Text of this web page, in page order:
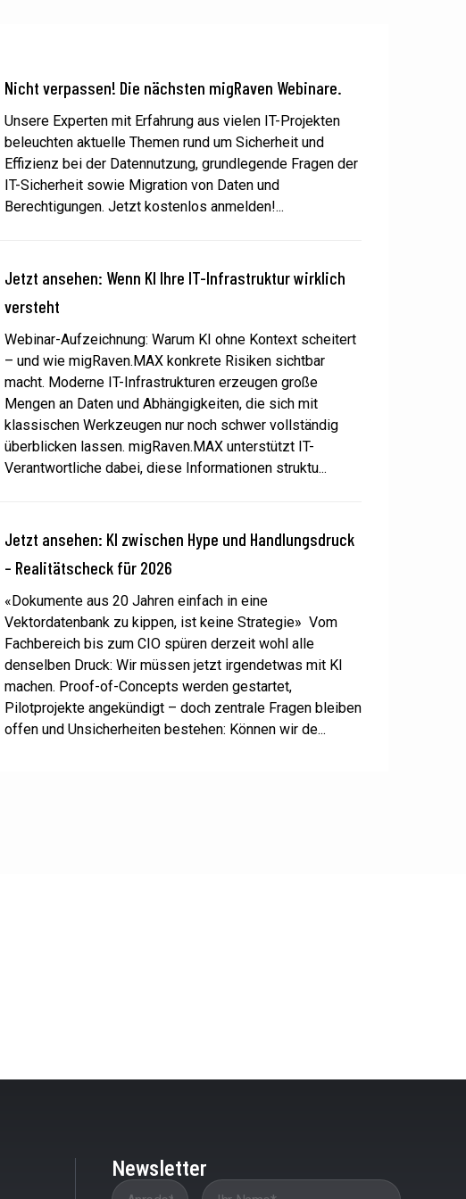
Nicht verpassen! Die nächsten migRaven Webinare.
Unsere Experten mit Erfahrung aus vielen IT-Projekten
beleuchten aktuelle Themen rund um Sicherheit und
Effizienz bei der Datennutzung, grundlegende Fragen der
IT-Sicherheit sowie Migration von Daten und
Berechtigungen. Jetzt kostenlos anmelden!...
Jetzt ansehen: Wenn KI Ihre IT-Infrastruktur wirklich
versteht
Webinar-Aufzeichnung: Warum KI ohne Kontext scheitert
– und wie migRaven.MAX konkrete Risiken sichtbar
macht. Moderne IT-Infrastrukturen erzeugen große
Mengen an Daten und Abhängigkeiten, die sich mit
klassischen Werkzeugen nur noch schwer vollständig
überblicken lassen. migRaven.MAX unterstützt IT-
Verantwortliche dabei, diese Informationen struktu...
Jetzt ansehen: KI zwischen Hype und Handlungsdruck
– Realitätscheck für 2026
«Dokumente aus 20 Jahren einfach in eine
Vektordatenbank zu kippen, ist keine Strategie» Vom
Fachbereich bis zum CIO spüren derzeit wohl alle
denselben Druck: Wir müssen jetzt irgendetwas mit KI
machen. Proof-of-Concepts werden gestartet,
Pilotprojekte angekündigt – doch zentrale Fragen bleiben
offen und Unsicherheiten bestehen: Können wir de...
Newsletter